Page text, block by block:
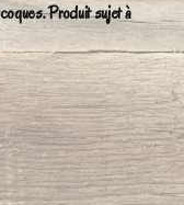
Produit sujet à